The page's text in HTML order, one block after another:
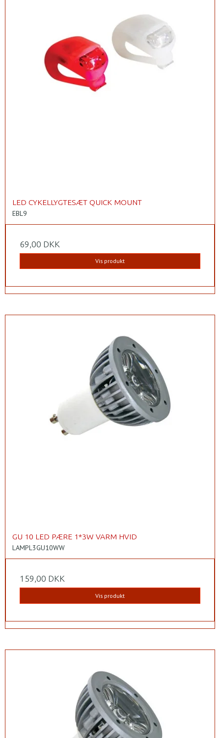
LED CYKELLYGTESÆT QUICK MOUNT
EBL9
69,00 DKK
Vis produkt
GU 10 LED PÆRE 1*3W VARM HVID
LAMPL3GU10WW
159,00 DKK
Vis produkt